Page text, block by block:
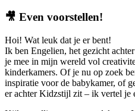
🎥 Even voorstellen!
Hoi! Wat leuk dat je er bent!
Ik ben Engelien, het gezicht
je mee in mijn wereld vol
kinderkamers. Of je nu op zoek
inspiratie voor de babykamer, of
er achter Kidzstijl zit – ik vertel je